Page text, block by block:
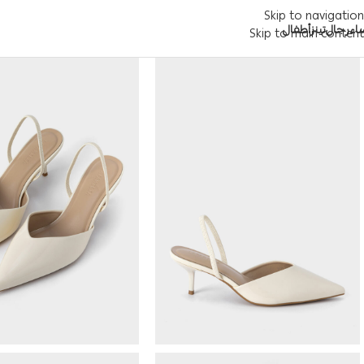
Skip to navigation
Skip to main content
رجالتينزأطفال